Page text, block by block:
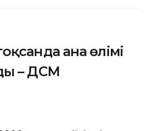
ана өлімі
– ДСМ